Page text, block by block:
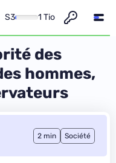
S3 1 Tio
des
hommes,
2 min Société